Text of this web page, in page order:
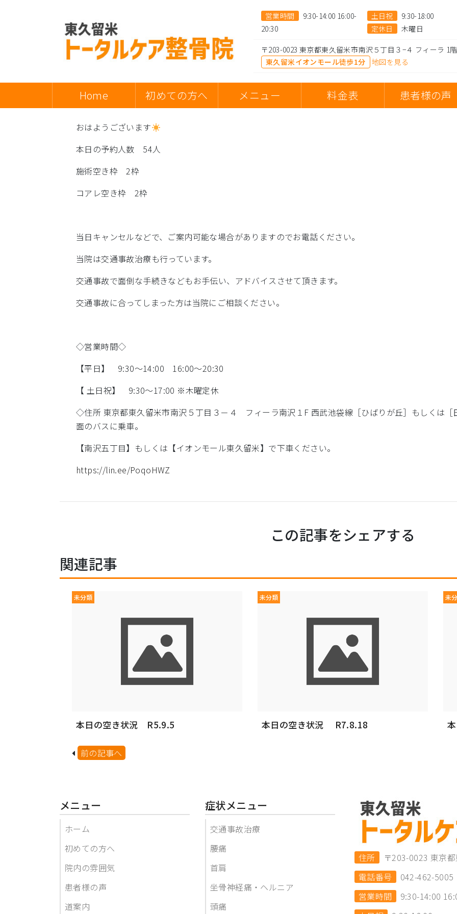
営業時間
9:30-14:00 16:00-
20:30
土日祝
9:30-18:00
定休日
木曜日
〒203-0023 東京都東久留米市南沢５丁目３−４ フィーラ 1階
東久留米イオンモール徒歩1分
地図を見る
Home 初めての方へ メニュー 料金表 患者様の声
おはようございます
本日の予約人数 54人
施術空き枠 2枠
コアレ空き枠 2枠
当日キャンセルなどで、ご案内可能な場合がありますのでお電話ください。
当院は交通事故治療も行っています。
交通事故で面倒な手続きなどもお手伝い、アドバイスさせて頂きます。
交通事故に合ってしまった方は当院にご相談ください。
◇営業時間◇
【平日】 9:30～14:00 16:00～20:30
【 土日祝】 9:30～17:00 ※木曜定休
◇住所 東京都東久留米市南沢５丁目３－４ フィーラ南沢１F 西武池袋線［ひばりが丘］もしくは［
面のバスに乗車。
【南沢五丁目】もしくは【イオンモール東久留米】で下車ください。
https://lin.ee/PoqoHWZ
この記事をシェアする
関連記事
未分類
本日の空き状況 R5.9.5
未分類
本日の空き状況 R7.8.18
未
前の記事へ
メニュー
ホーム
初めての方へ
院内の雰囲気
患者様の声
道案内
症状メニュー
交通事故治療
腰痛
首肩
坐骨神経痛・ヘルニア
頭痛
住所
〒203-0023 東京
電話番号
042-462-5005
営業時間
9:30-14:00